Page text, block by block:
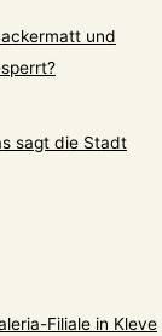
und
sagt die Stadt
Filiale in Kleve